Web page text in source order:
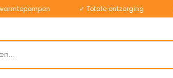
✓ Totale ontzorging